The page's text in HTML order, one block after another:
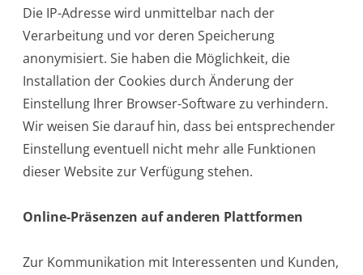
Die IP-Adresse wird unmittelbar nach der
Verarbeitung und vor deren Speicherung
anonymisiert. Sie haben die Möglichkeit, die
Installation der Cookies durch Änderung der
Einstellung Ihrer Browser-Software zu verhindern.
Wir weisen Sie darauf hin, dass bei entsprechender
Einstellung eventuell nicht mehr alle Funktionen
dieser Website zur Verfügung stehen.
Online-Präsenzen auf anderen Plattformen
Zur Kommunikation mit Interessenten und Kunden,